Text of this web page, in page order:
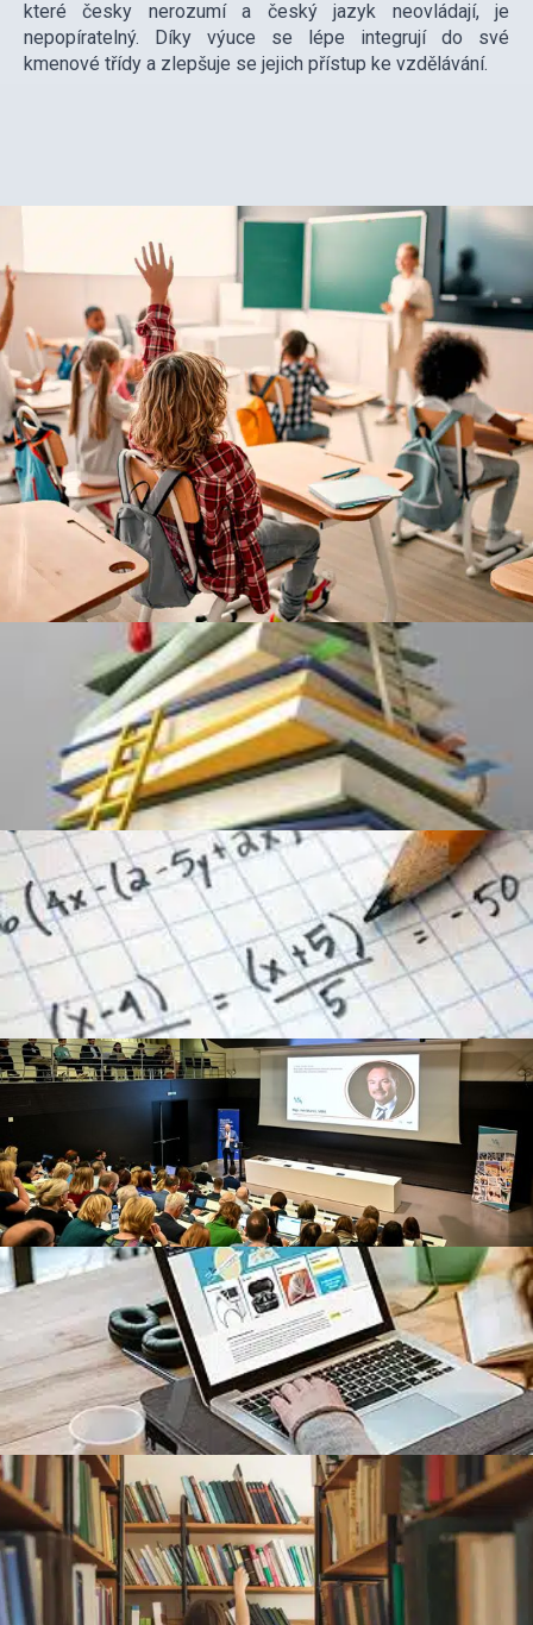
které česky nerozumí a český jazyk neovládají, je
nepopíratelný. Díky výuce se lépe integrují do své
kmenové třídy a zlepšuje se jejich přístup ke vzdělávání.